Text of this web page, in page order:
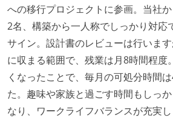
への移行プロジェクトに参画。当社
2名、構築から一人称でしっかり対応
サイン。設計書のレビューは行いま
に収まる範囲で、残業は月8時間程度
くなったことで、毎月の可処分時間
た。趣味や家族と過ごす時間もしっ
なり、ワークライフバランスが充実し